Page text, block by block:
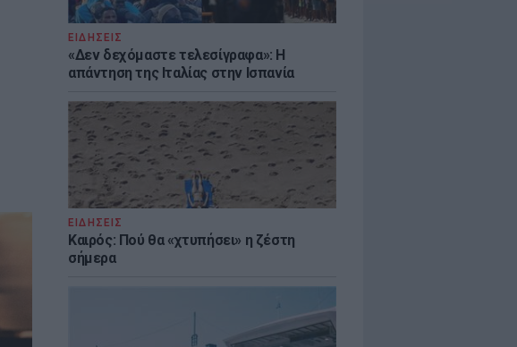
ΕΙΔΗΣΕΙΣ
«Δεν δεχόμαστε τελεσίγραφα»: Η
απάντηση της Ιταλίας στην Ισπανία
ΕΙΔΗΣΕΙΣ
Καιρός: Πού θα «χτυπήσει» η ζέστη
σήμερα